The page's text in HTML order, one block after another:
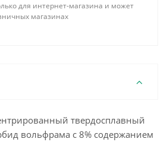
для интернет-магазина и может
магазинах
твердосплавный
вольфрама с 8% содержанием